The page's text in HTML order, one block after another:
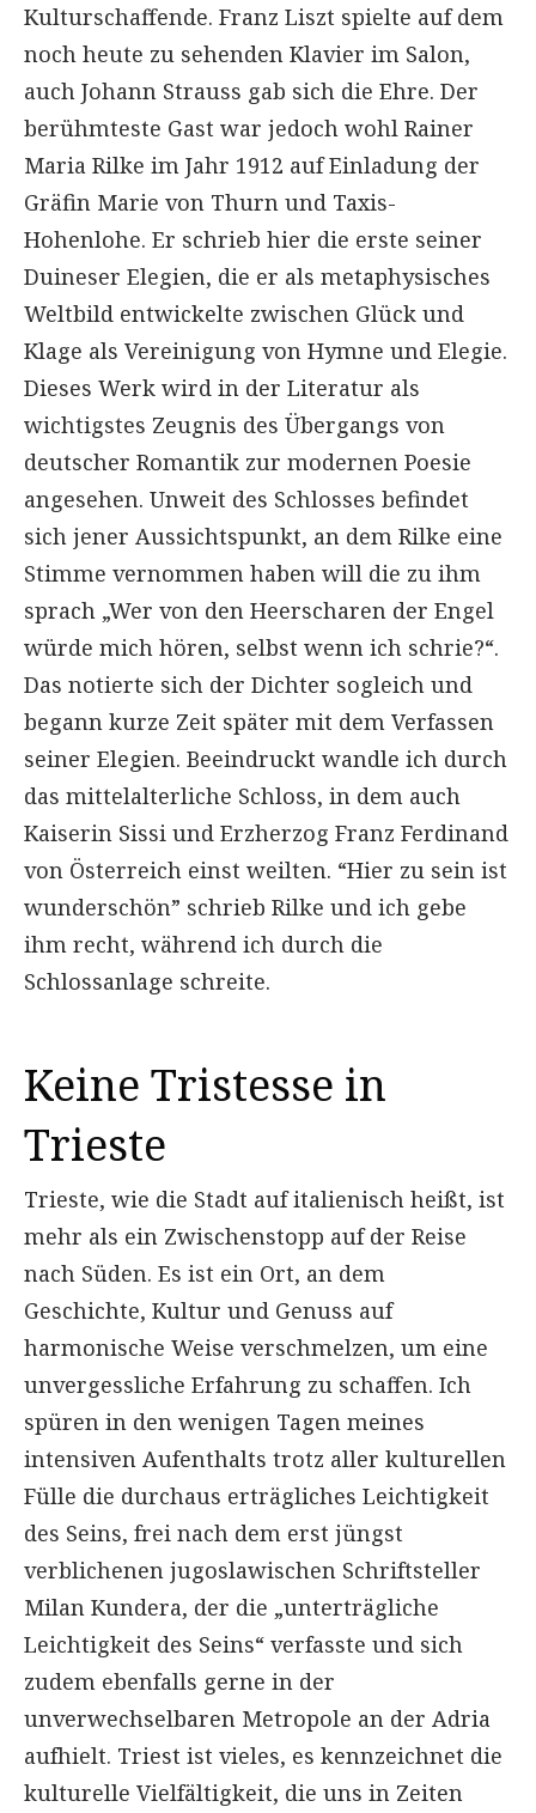
Kulturschaffende. Franz Liszt spielte auf dem
noch heute zu sehenden Klavier im Salon,
auch Johann Strauss gab sich die Ehre. Der
berühmteste Gast war jedoch wohl Rainer
Maria Rilke im Jahr 1912 auf Einladung der
Gräfin Marie von Thurn und Taxis-
Hohenlohe. Er schrieb hier die erste seiner
Duineser Elegien, die er als metaphysisches
Weltbild entwickelte zwischen Glück und
Klage als Vereinigung von Hymne und Elegie.
Dieses Werk wird in der Literatur als
wichtigstes Zeugnis des Übergangs von
deutscher Romantik zur modernen Poesie
angesehen. Unweit des Schlosses befindet
sich jener Aussichtspunkt, an dem Rilke eine
Stimme vernommen haben will die zu ihm
sprach „Wer von den Heerscharen der Engel
würde mich hören, selbst wenn ich schrie?“.
Das notierte sich der Dichter sogleich und
begann kurze Zeit später mit dem Verfassen
seiner Elegien. Beeindruckt wandle ich durch
das mittelalterliche Schloss, in dem auch
Kaiserin Sissi und Erzherzog Franz Ferdinand
von Österreich einst weilten. “Hier zu sein ist
wunderschön” schrieb Rilke und ich gebe
ihm recht, während ich durch die
Schlossanlage schreite.
Keine Tristesse in
Trieste
Trieste, wie die Stadt auf italienisch heißt, ist
mehr als ein Zwischenstopp auf der Reise
nach Süden. Es ist ein Ort, an dem
Geschichte, Kultur und Genuss auf
harmonische Weise verschmelzen, um eine
unvergessliche Erfahrung zu schaffen. Ich
spüren in den wenigen Tagen meines
intensiven Aufenthalts trotz aller kulturellen
Fülle die durchaus erträgliches Leichtigkeit
des Seins, frei nach dem erst jüngst
verblichenen jugoslawischen Schriftsteller
Milan Kundera, der die „unterträgliche
Leichtigkeit des Seins“ verfasste und sich
zudem ebenfalls gerne in der
unverwechselbaren Metropole an der Adria
aufhielt. Triest ist vieles, es kennzeichnet die
kulturelle Vielfältigkeit, die uns in Zeiten